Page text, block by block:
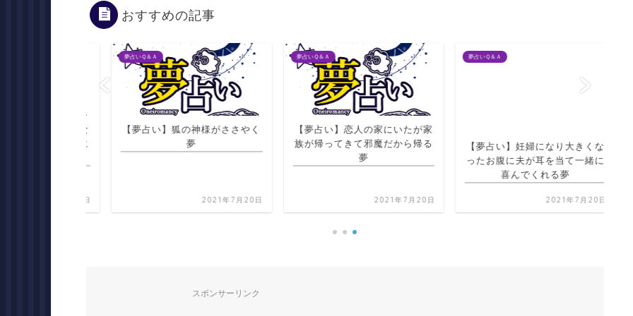
おすすめの記事
夢占いＱ＆Ａ
【夢占い】狐の神様がささやく
2021年7月20日
夢占いＱ＆Ａ
【夢占い】恋人の家にいたが家
族が帰ってきて邪魔だから帰る
2021年7月20日
夢占いＱ＆Ａ
ったお腹に夫が耳を当て一緒に
喜んでくれる夢
2021年7月20日
スポンサーリンク